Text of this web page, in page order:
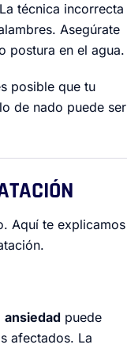
técnica incorrecta
Asegúrate
postura en el agua.
posible que tu
de nado puede ser
Aquí te explicamos
ansiedad puede
afectados. La